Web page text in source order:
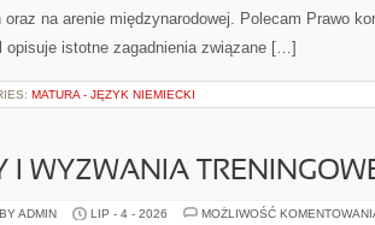
oraz na arenie międzynarodowej. Polecam Prawo
opisuje istotne zagadnienia związane […]
MATURA - JĘZYK NIEMIECKI
I WYZWANIA
ADMIN LIP - 4 - 2026 MOŻLIWOŚĆ